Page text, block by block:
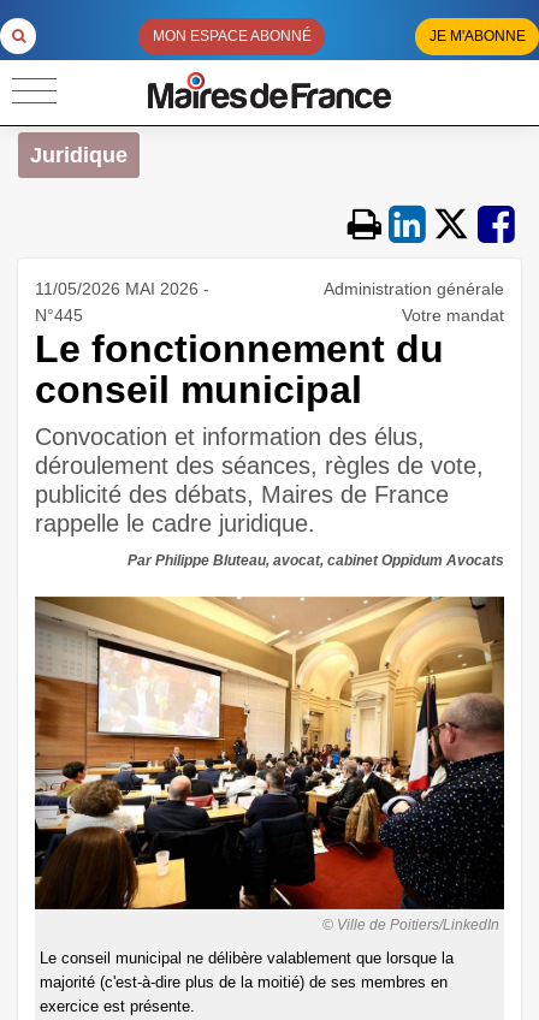
MON ESPACE ABONNÉ JE M'ABONNE
Juridique
11/05/2026 MAI 2026 -
N°445
Administration générale
Votre mandat
Le fonctionnement du
conseil municipal
Convocation et information des élus,
déroulement des séances, règles de vote,
publicité des débats, Maires de France
rappelle le cadre juridique.
Par Philippe Bluteau, avocat, cabinet Oppidum Avocats
© Ville de Poitiers/LinkedIn
Le conseil municipal ne délibère valablement que lorsque la
majorité (c'est-à-dire plus de la moitié) de ses membres en
exercice est présente.